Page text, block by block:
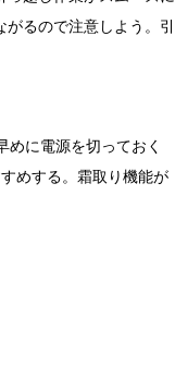
るので注意しよう。引
に電源を切っておく
めする。霜取り機能が